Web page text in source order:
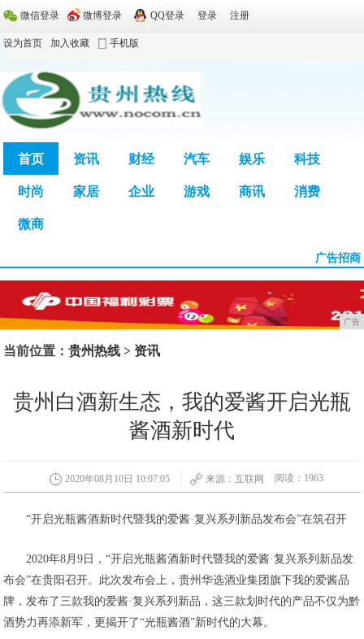
微信登录 微博登录 QQ登录 登录 注册
设为首页 加入收藏 手机版
首页 资讯 财经 汽车 娱乐 科技
时尚 家居 企业 游戏 商讯 消费
微商
广告招商
广告
当前位置：贵州热线 > 资讯
贵州白酒新生态，我的爱酱开启光瓶
酱酒新时代
2020年08月10日 10:07:05 来源：互联网 阅读：1963
“开启光瓶酱酒新时代暨我的爱酱·复兴系列新品发布会”在筑召开
2020年8月9日，“开启光瓶酱酒新时代暨我的爱酱·复兴系列新品发
布会”在贵阳召开。此次发布会上，贵州华选酒业集团旗下我的爱酱品
牌，发布了三款我的爱酱·复兴系列新品，这三款划时代的产品不仅为黔
酒势力再添新军，更揭开了“光瓶酱酒”新时代的大幕。